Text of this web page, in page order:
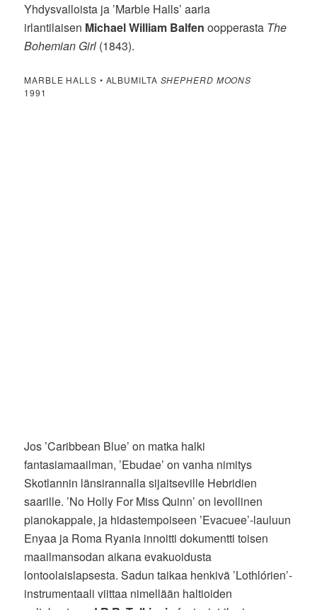
Yhdysvalloista ja ’Marble Halls’ aaria
irlantilaisen Michael William Balfen oopperasta The
Bohemian Girl (1843).
MARBLE HALLS • ALBUMILTA SHEPHERD MOONS
1991
Jos ’Caribbean Blue’ on matka halki
fantasiamaailman, ’Ebudae’ on vanha nimitys
Skotlannin länsirannalla sijaitseville Hebridien
saarille. ’No Holly For Miss Quinn’ on levollinen
pianokappale, ja hidastempoiseen ’Evacuee’-lauluun
Enyaa ja Roma Ryania innoitti dokumentti toisen
maailmansodan aikana evakuoidusta
lontoolaislapsesta. Sadun taikaa henkivä ’Lothlórien’-
instrumentaali viittaa nimellään haltioiden